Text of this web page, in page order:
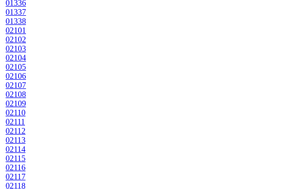
01336
01337
01338
02101
02102
02103
02104
02105
02106
02107
02108
02109
02110
02111
02112
02113
02114
02115
02116
02117
02118